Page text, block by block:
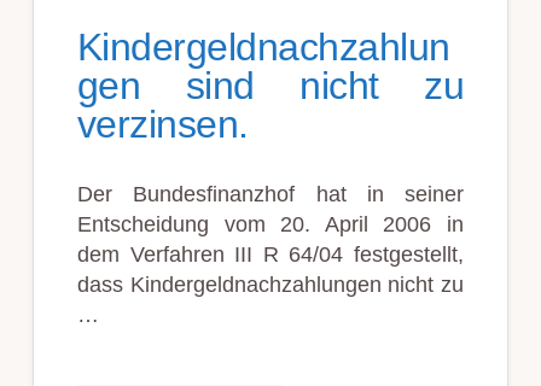
Kindergeldnachzahlun
gen sind nicht zu
verzinsen.
Der Bundesfinanzhof hat in seiner
Entscheidung vom 20. April 2006 in
dem Verfahren III R 64/04 festgestellt,
dass Kindergeldnachzahlungen nicht zu
…